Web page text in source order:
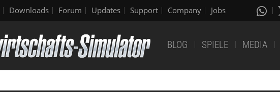
Downloads Forum Updates Support Company Jobs
BLOG SPIELE MEDIA